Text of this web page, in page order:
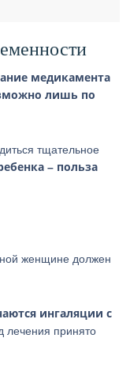
медикамента
лишь по
тщательное
– польза
женщине должен
ингаляции с
лечения принято